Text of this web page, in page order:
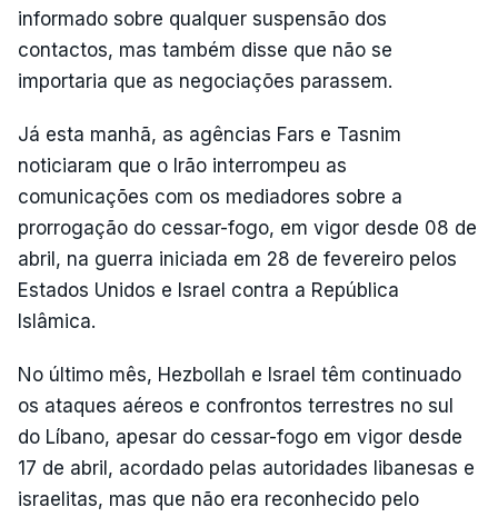
informado sobre qualquer suspensão dos
contactos, mas também disse que não se
importaria que as negociações parassem.
Já esta manhã, as agências Fars e Tasnim
noticiaram que o Irão interrompeu as
comunicações com os mediadores sobre a
prorrogação do cessar-fogo, em vigor desde 08 de
abril, na guerra iniciada em 28 de fevereiro pelos
Estados Unidos e Israel contra a República
Islâmica.
No último mês, Hezbollah e Israel têm continuado
os ataques aéreos e confrontos terrestres no sul
do Líbano, apesar do cessar-fogo em vigor desde
17 de abril, acordado pelas autoridades libanesas e
israelitas, mas que não era reconhecido pelo